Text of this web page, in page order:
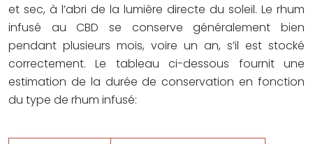
et sec, à l’abri de la lumière directe du soleil. Le rhum
infusé au CBD se conserve généralement bien
pendant plusieurs mois, voire un an, s’il est stocké
correctement. Le tableau ci-dessous fournit une
estimation de la durée de conservation en fonction
du type de rhum infusé: